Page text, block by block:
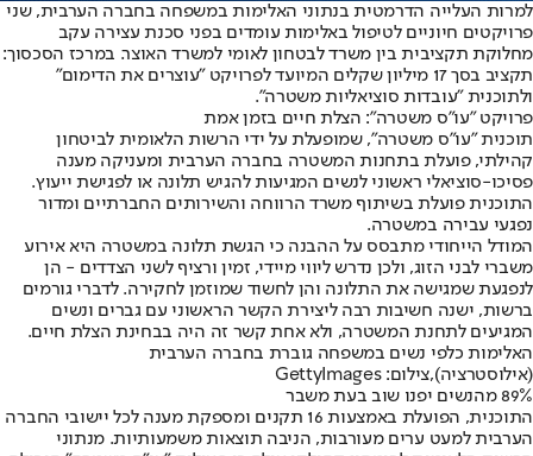
למרות העלייה הדרמטית בנתוני האלימות במשפחה בחברה הערבית, שני
פרויקטים חיוניים לטיפול באלימות עומדים בפני סכנת עצירה עקב
מחלוקת תקציבית בין משרד לבטחון לאומי למשרד האוצר. במרכז הסכסוך:
תקציב בסך 17 מיליון שקלים המיועד לפרויקט "עוצרים את הדימום"
ולתוכנית "עובדות סוציאליות משטרה".
פרויקט "עו״ס משטרה": הצלת חיים בזמן אמת
תוכנית "עו״ס משטרה", שמופעלת על ידי הרשות הלאומית לביטחון
קהילתי, פועלת בתחנות המשטרה בחברה הערבית ומעניקה מענה
פסיכו-סוציאלי ראשוני לנשים המגיעות להגיש תלונה או לפגישת ייעוץ.
התוכנית פועלת בשיתוף משרד הרווחה והשירותים החברתיים ומדור
נפגעי עבירה במשטרה.
המודל הייחודי מתבסס על ההבנה כי הגשת תלונה במשטרה היא אירוע
משברי לבני הזוג, ולכן נדרש ליווי מיידי, זמין ורציף לשני הצדדים - הן
לנפגעת שמגישה את התלונה והן לחשוד שמוזמן לחקירה. לדברי גורמים
ברשות, ישנה חשיבות רבה ליצירת הקשר הראשוני עם גברים ונשים
המגיעים לתחנת המשטרה, ולא אחת קשר זה היה בבחינת הצלת חיים.
האלימות כלפי נשים במשפחה גוברת בחברה הערבית
(אילוסטרציה),צילום: GettyImages
89% מהנשים יפנו שוב בעת משבר
התוכנית, הפועלת באמצעות 16 תקנים ומספקת מענה לכל יישובי החברה
הערבית למעט ערים מעורבות, הניבה תוצאות משמעותיות. מנתוני